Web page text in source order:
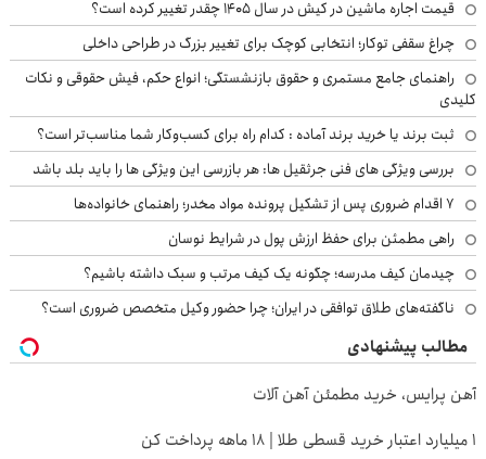
قیمت اجاره ماشین در کیش در سال ۱۴۰۵ چقدر تغییر کرده است؟
چراغ سقفی توکار؛ انتخابی کوچک برای تغییر بزرگ در طراحی داخلی
راهنمای جامع مستمری و حقوق بازنشستگی؛ انواع حکم، فیش حقوقی و نکات
کلیدی
ثبت برند یا خرید برند آماده : کدام راه برای کسب‌وکار شما مناسب‌تر است؟
بررسی ویژگی های فنی جرثقیل ها: هر بازرسی این ویژگی ها را باید بلد باشد
۷ اقدام ضروری پس از تشکیل پرونده مواد مخدر؛ راهنمای خانواده‌ها
راهی مطمئن برای حفظ ارزش پول در شرایط نوسان
چیدمان کیف مدرسه؛ چگونه یک کیف مرتب و سبک داشته باشیم؟
ناگفته‌های طلاق توافقی در ایران؛ چرا حضور وکیل متخصص ضروری است؟
مطالب پیشنهادی
آهن پرایس، خرید مطمئن آهن آلات
۱ میلیارد اعتبار خرید قسطی طلا | ۱۸ ماهه پرداخت کن